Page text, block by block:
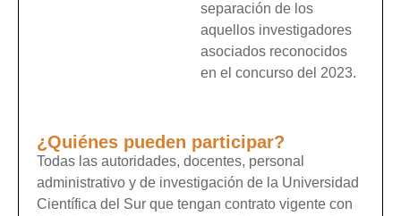
separación de los
aquellos investigadores
asociados reconocidos
en el concurso del 2023.
¿Quiénes pueden participar?
Todas las autoridades, docentes, personal
administrativo y de investigación de la Universidad
Científica del Sur que tengan contrato vigente con